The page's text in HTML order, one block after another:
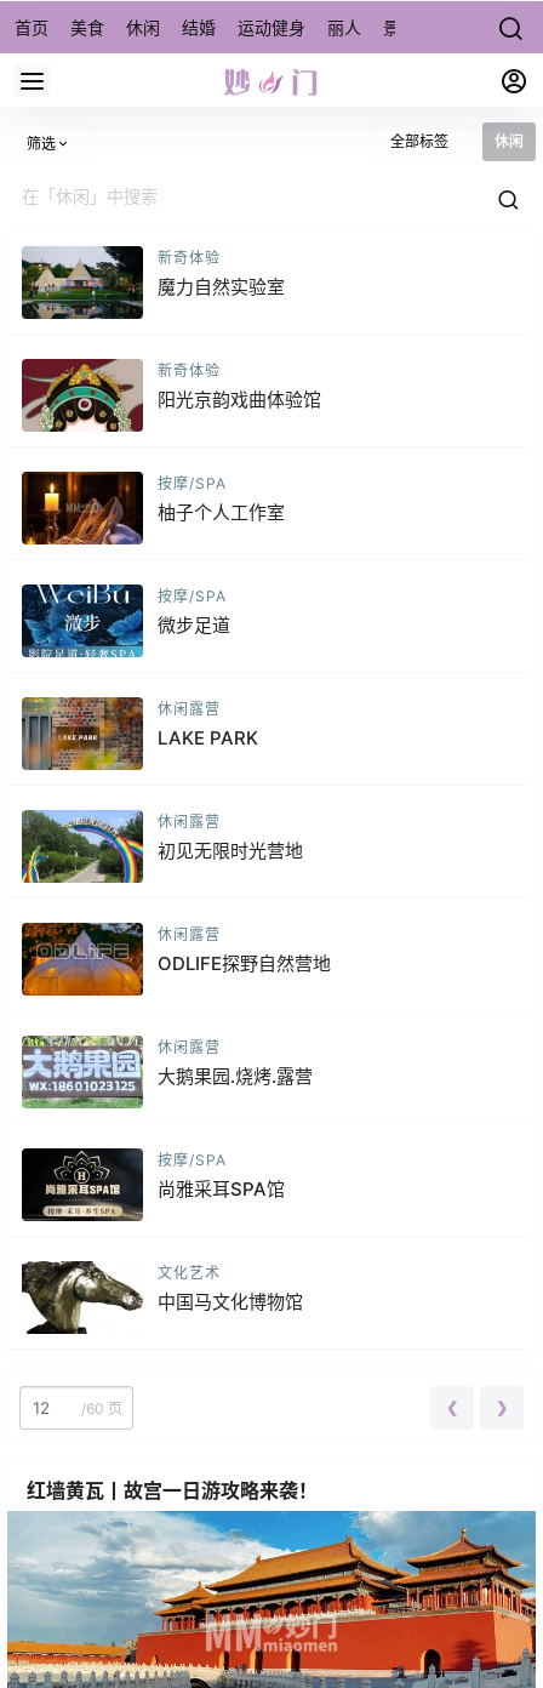
首页 美食 休闲 结婚 运动健身 丽人 景点/周边游 宠物
筛选 全部标签 休闲
新奇体验
魔力自然实验室
新奇体验
阳光京韵戏曲体验馆
按摩/SPA
柚子个人工作室
按摩/SPA
微步足道
休闲露营
LAKE PARK
休闲露营
初见无限时光营地
休闲露营
ODLIFE探野自然营地
休闲露营
大鹅果园.烧烤.露营
按摩/SPA
尚雅采耳SPA馆
文化艺术
中国马文化博物馆
/60 页 ❮ ❯
红墙黄瓦丨故宫一日游攻略来袭！